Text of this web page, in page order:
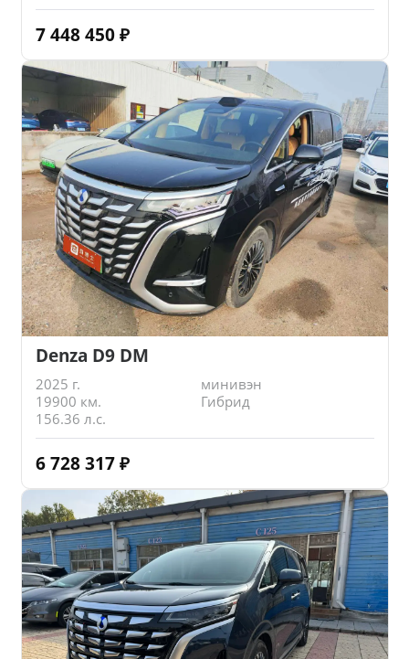
7 448 450 ₽
Denza D9 DM
2025 г.
минивэн
19900 км.
Гибрид
156.36 л.с.
6 728 317 ₽